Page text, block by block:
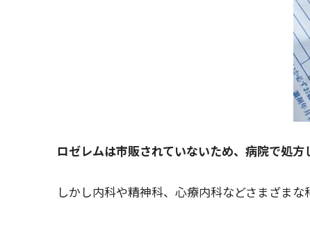
ロゼレムは市販されていないため、病院で処方
しかし内科や精神科、心療内科などさまざま